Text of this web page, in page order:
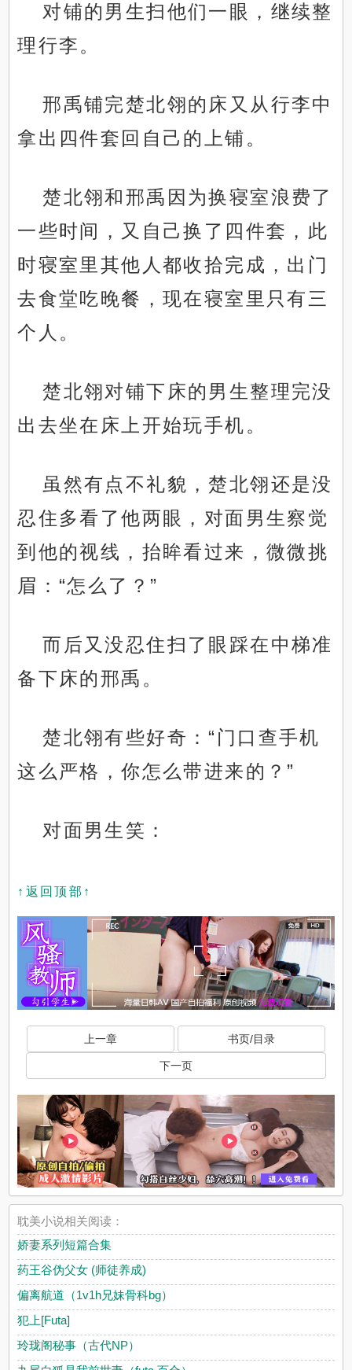
对铺的男生扫他们一眼，继续整
理行李。
邢禹铺完楚北翎的床又从行李中
拿出四件套回自己的上铺。
楚北翎和邢禹因为换寝室浪费了
一些时间，又自己换了四件套，此
时寝室里其他人都收拾完成，出门
去食堂吃晚餐，现在寝室里只有三
个人。
楚北翎对铺下床的男生整理完没
出去坐在床上开始玩手机。
虽然有点不礼貌，楚北翎还是没
忍住多看了他两眼，对面男生察觉
到他的视线，抬眸看过来，微微挑
眉：“怎么了？”
而后又没忍住扫了眼踩在中梯准
备下床的邢禹。
楚北翎有些好奇：“门口查手机
这么严格，你怎么带进来的？”
对面男生笑：
↑返回顶部↑
上一章 书页/目录
下一页
耽美小说相关阅读：
娇妻系列短篇合集
药王谷伪父女 (师徒养成)
偏离航道（1v1h兄妹骨科bg）
犯上[Futa]
玲珑阁秘事（古代NP）